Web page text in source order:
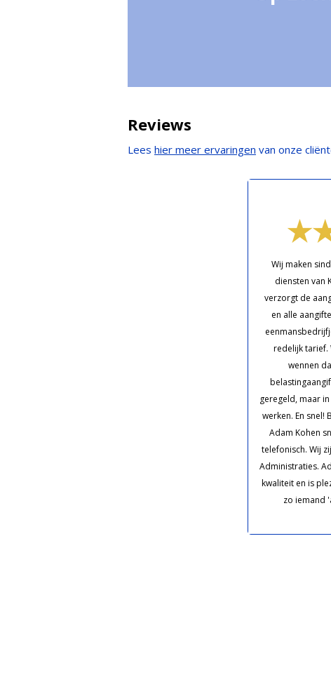
Reviews
Lees hier meer ervaringen van onze
Wij maken
diensten van
verzorgt de
en alle
redelijk tarief.
wennen
geregeld, maar
werken. En snel!
Adam Kohen
telefonisch. Wij
Administraties.
kwaliteit en is
zo iemand